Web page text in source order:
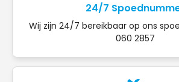
24/7
Wij zijn 24/7 bereikbaar op ons
060 2857